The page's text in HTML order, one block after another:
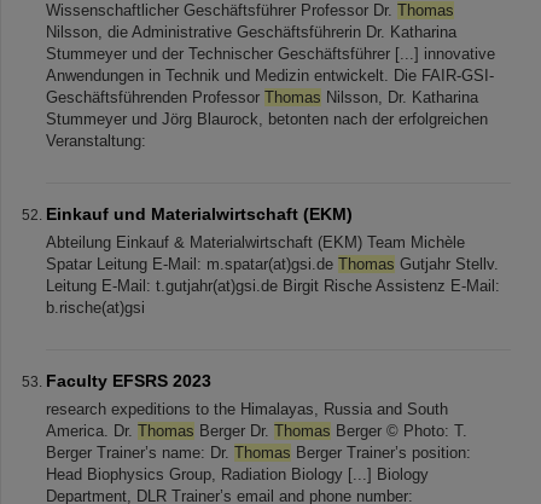
Wissenschaftlicher Geschäftsführer Professor Dr. Thomas
Nilsson, die Administrative Geschäftsführerin Dr. Katharina
Stummeyer und der Technischer Geschäftsführer [...] innovative
Anwendungen in Technik und Medizin entwickelt. Die FAIR-GSI-
Geschäftsführenden Professor Thomas Nilsson, Dr. Katharina
Stummeyer und Jörg Blaurock, betonten nach der erfolgreichen
Veranstaltung:
Einkauf und Materialwirtschaft (EKM)
Abteilung Einkauf & Materialwirtschaft (EKM) Team Michèle
Spatar Leitung E-Mail: m.spatar(at)gsi.de Thomas Gutjahr Stellv.
Leitung E-Mail: t.gutjahr(at)gsi.de Birgit Rische Assistenz E-Mail:
b.rische(at)gsi
Faculty EFSRS 2023
research expeditions to the Himalayas, Russia and South
America. Dr. Thomas Berger Dr. Thomas Berger © Photo: T.
Berger Trainer’s name: Dr. Thomas Berger Trainer’s position:
Head Biophysics Group, Radiation Biology [...] Biology
Department, DLR Trainer’s email and phone number: